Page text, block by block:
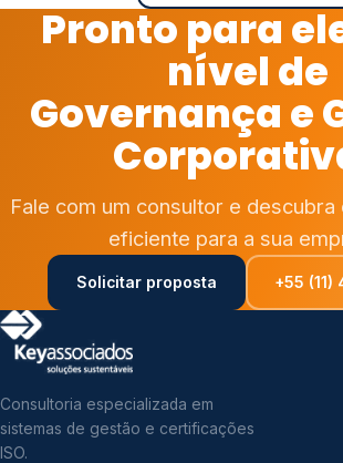
Pronto para
nível de
Governança e
Fale com um consultor e descubra
eficiente para a sua
Solicitar proposta +55 (11)
Consultoria especializada em
sistemas de gestão e certificações
ISO.